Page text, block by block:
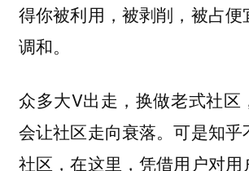
得你被利用，被剥削，被占
调和。
众多大V出走，换做老式社区
会让社区走向衰落。可是知乎
社区，在这里，凭借用户对用